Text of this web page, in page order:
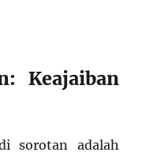
Keajaiban
sorotan adalah